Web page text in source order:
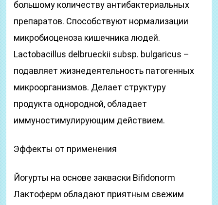
большому количеству антибактериальных
препаратов. Способствуют нормализации
микробиоценоза кишечника людей.
Lactobacillus delbrueckii subsp. bulgaricus –
подавляет жизнедеятельность патогенных
микроорганизмов. Делает структуру
продукта однородной, обладает
иммуностимулирующим действием.
Эффекты от применения
Йогурты на основе закваски Bifidonorm
Лактоферм обладают приятным свежим